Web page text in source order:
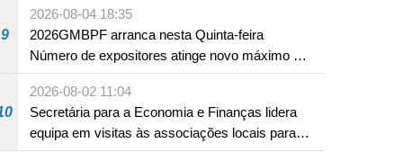
9
2026-08-04 18:35
2026GMBPF arranca nesta Quinta-feira
Número de expositores atinge novo máximo em
18 anos
2026-08-02 11:04
Secretária para a Economia e Finanças lidera
equipa em visitas às associações locais para